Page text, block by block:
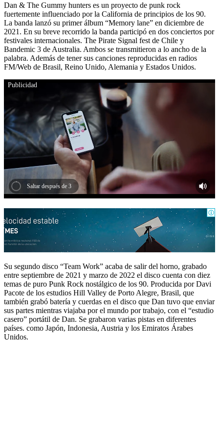
Dan & The Gummy hunters es un proyecto de punk rock
fuertemente influenciado por la California de principios de los 90.
La banda lanzó su primer álbum “Memory lane” en diciembre de
2021. En su breve recorrido la banda participó en dos conciertos por
festivales internacionales. The Pirate Signal fest de Chile y
Bandemic 3 de Australia. Ambos se transmitieron a lo ancho de la
palabra. Además de tener sus canciones reproducidas en radios
FM/Web de Brasil, Reino Unido, Alemania y Estados Unidos.
Publicidad
Saltar después de 1
Su segundo disco “Team Work” acaba de salir del horno, grabado
entre septiembre de 2021 y marzo de 2022 el disco cuenta con diez
temas de puro Punk Rock nostálgico de los 90. Producida por Davi
Pacote de los estudios Hill Valley de Porto Alegre, Brasil, que
también grabó batería y cuerdas en el disco que Dan tuvo que enviar
sus partes mientras viajaba por el mundo por trabajo, con el “estudio
casero” portátil de Dan. Se grabaron varias pistas en diferentes
países. como Japón, Indonesia, Austria y los Emiratos Árabes
Unidos.